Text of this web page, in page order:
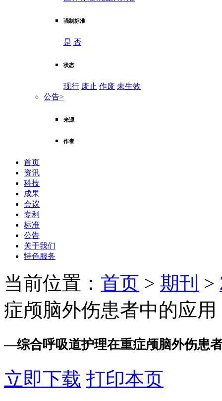
强制标准
是 否
状态
现行 废止 作废 未生效
公告>
来源
作者
首页
资讯
科技
成果
会议
专利
标准
公告
关于我们
特色服务
当前位置： 首页 > 期刊 >
症颅脑外伤患者中的应用
—综合呼吸道护理在重症颅脑外伤患
立即下载 打印本页